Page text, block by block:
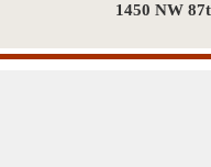
1450 NW